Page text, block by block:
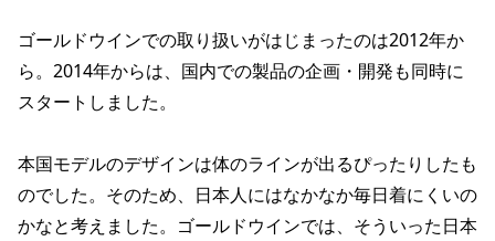
ゴールドウインでの取り扱いがはじまったのは2012年か
ら。2014年からは、国内での製品の企画・開発も同時に
スタートしました。
本国モデルのデザインは体のラインが出るぴったりしたも
のでした。そのため、日本人にはなかなか毎日着にくいの
かなと考えました。ゴールドウインでは、そういった日本